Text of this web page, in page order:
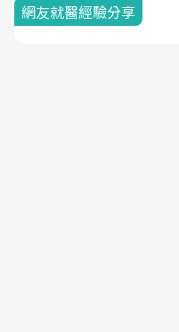
網友就醫經驗分享